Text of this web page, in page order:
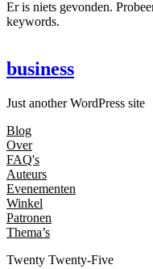
Er is niets gevonden.
keywords.
business
Just another WordPress site
Blog
Over
FAQ's
Auteurs
Evenementen
Winkel
Patronen
Thema’s
Twenty Twenty-Five